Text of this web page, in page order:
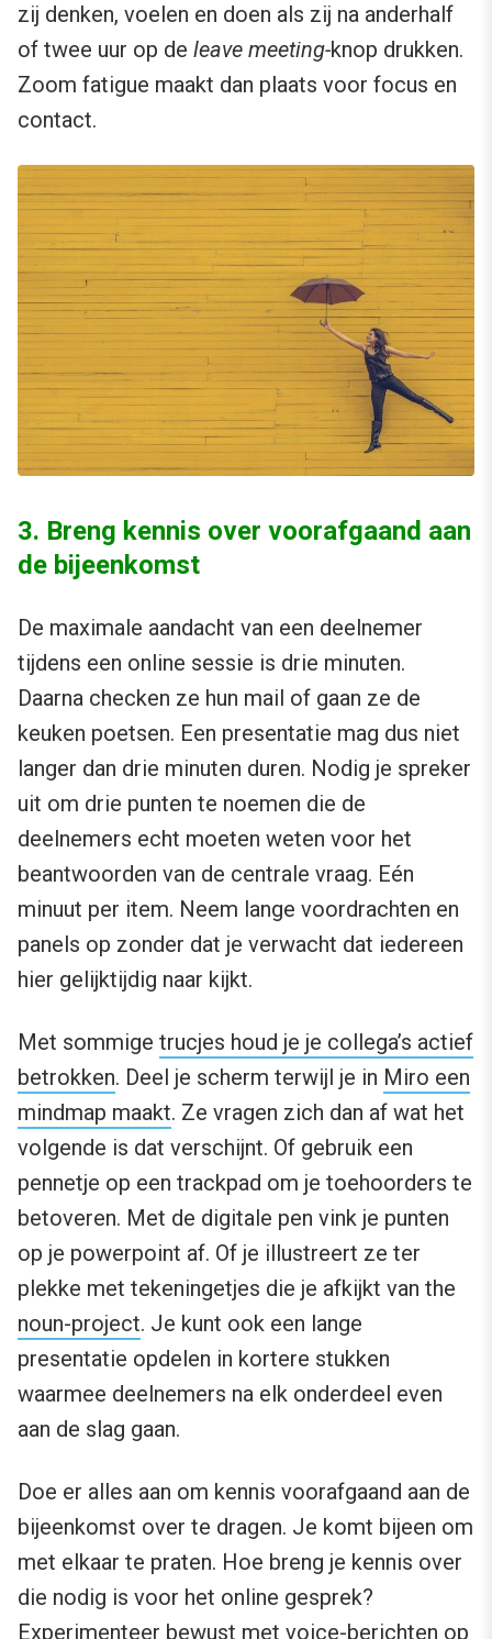
zij denken, voelen en doen als zij na anderhalf
of twee uur op de leave meeting-knop drukken.
Zoom fatigue maakt dan plaats voor focus en
contact.
3. Breng kennis over voorafgaand aan
de bijeenkomst
De maximale aandacht van een deelnemer
tijdens een online sessie is drie minuten.
Daarna checken ze hun mail of gaan ze de
keuken poetsen. Een presentatie mag dus niet
langer dan drie minuten duren. Nodig je spreker
uit om drie punten te noemen die de
deelnemers echt moeten weten voor het
beantwoorden van de centrale vraag. Eén
minuut per item. Neem lange voordrachten en
panels op zonder dat je verwacht dat iedereen
hier gelijktijdig naar kijkt.
Met sommige trucjes houd je je collega’s actief
betrokken. Deel je scherm terwijl je in Miro een
mindmap maakt. Ze vragen zich dan af wat het
volgende is dat verschijnt. Of gebruik een
pennetje op een trackpad om je toehoorders te
betoveren. Met de digitale pen vink je punten
op je powerpoint af. Of je illustreert ze ter
plekke met tekeningetjes die je afkijkt van the
noun-project. Je kunt ook een lange
presentatie opdelen in kortere stukken
waarmee deelnemers na elk onderdeel even
aan de slag gaan.
Doe er alles aan om kennis voorafgaand aan de
bijeenkomst over te dragen. Je komt bijeen om
met elkaar te praten. Hoe breng je kennis over
die nodig is voor het online gesprek?
Experimenteer bewust met voice-berichten op